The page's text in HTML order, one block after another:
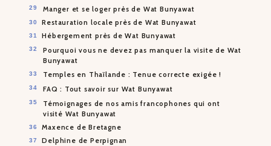
Manger et se loger près de Wat Bunyawat
Restauration locale près de Wat Bunyawat
Hébergement près de Wat Bunyawat
Pourquoi vous ne devez pas manquer la visite de Wat
Bunyawat
Temples en Thaïlande : Tenue correcte exigée !
FAQ : Tout savoir sur Wat Bunyawat
Témoignages de nos amis francophones qui ont
visité Wat Bunyawat
Maxence de Bretagne
Delphine de Perpignan